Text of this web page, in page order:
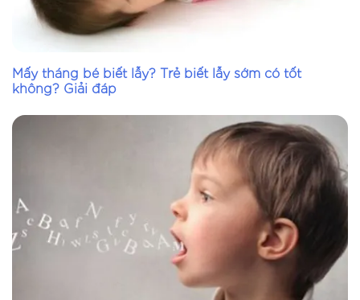
Mấy tháng bé biết lẫy? Trẻ biết lẫy sớm có tốt
không? Giải đáp